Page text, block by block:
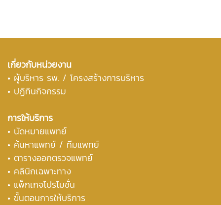
เกี่ยวกับหน่วยงาน
• ผู้บริหาร รพ. / โครงสร้างการบริหาร
• ปฏิทินกิจกรรม
การให้บริการ
• นัดหมายแพทย์
• ค้นหาแพทย์ / ทีมแพทย์
• ตารางออกตรวจแพทย์
• คลินิกเฉพาะทาง
• แพ็กเกจโปรโมชั่น
• ขั้นตอนการให้บริการ